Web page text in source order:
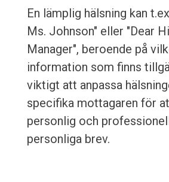
En lämplig hälsning kan
Ms. Johnson" eller "Dear
Manager", beroende på
information som finns
viktigt att anpassa
specifika mottagaren för
personlig och
personliga brev.